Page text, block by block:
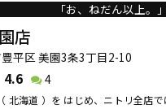
「お、ねだん以上。
店
平区 美園3条3丁目2-10
4.6 4
北海道 ）を はじめ、ニトリ全店